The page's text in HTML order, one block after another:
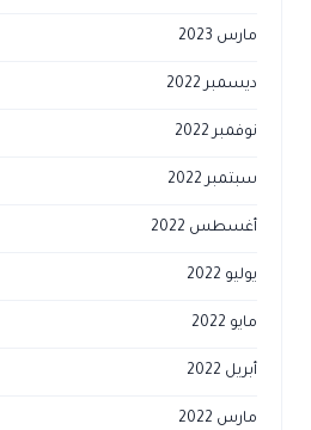
مارس 2023
ديسمبر 2022
نوفمبر 2022
سبتمبر 2022
أغسطس 2022
يوليو 2022
مايو 2022
أبريل 2022
مارس 2022